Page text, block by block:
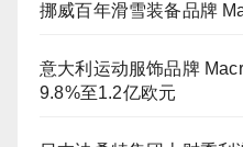
挪威百年滑雪装备品牌
意大利运动服饰品牌
9.8%至1.2亿欧元